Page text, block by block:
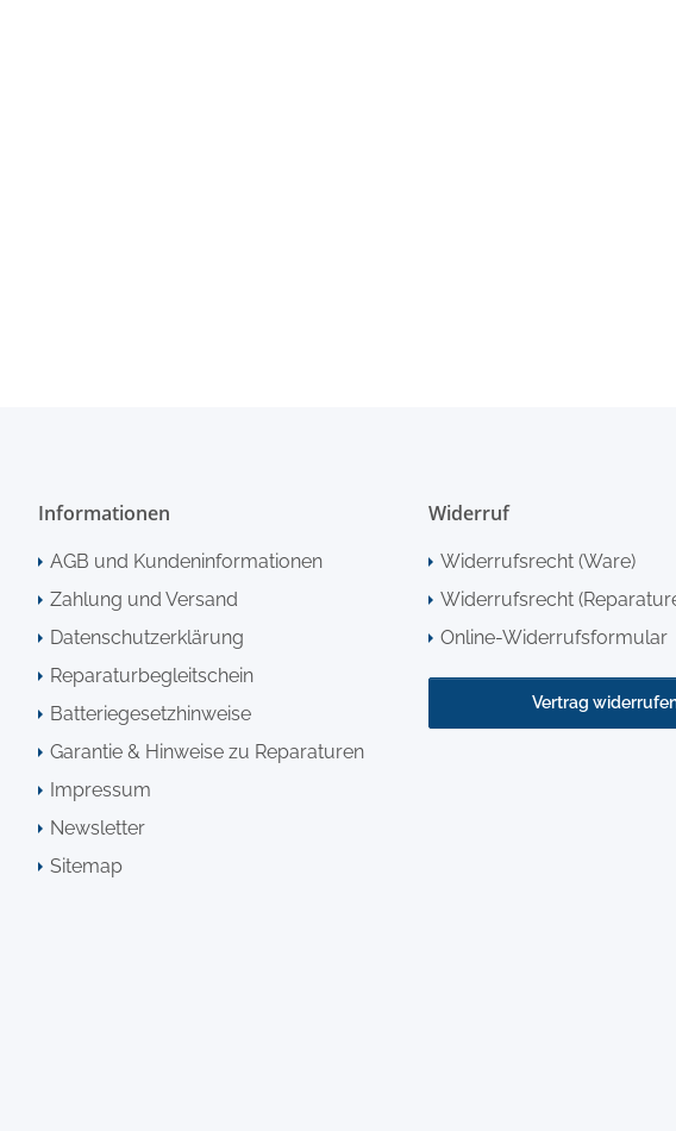
Informationen
AGB und Kundeninformationen
Zahlung und Versand
Datenschutzerklärung
Reparaturbegleitschein
Batteriegesetzhinweise
Garantie & Hinweise zu Reparaturen
Impressum
Newsletter
Sitemap
Widerruf
Widerrufsrecht (Ware)
Widerrufsrecht
Online-Widerrufsformular
Vertrag